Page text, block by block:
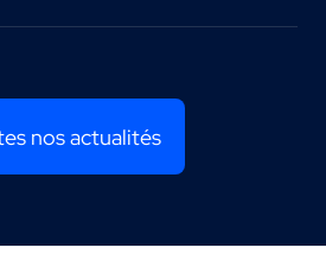
nos actualités